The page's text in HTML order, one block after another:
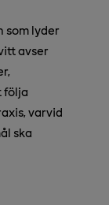
som lyder
avser
följa
varvid
ska